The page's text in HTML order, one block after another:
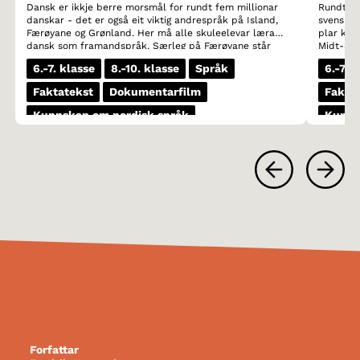
Dansk er ikkje berre morsmål for rundt fem millionar
danskar - det er også eit viktig andrespråk på Island,
Færøyane og Grønland. Her må alle skuleelevar læra
dansk som framandspråk. Særleg på Færøyane står
dansk sterkt. Mange færøyiske ungdomar les heller
bøker på dansk enn på sitt eige morsmål.
6.-7. klasse 8.-10. klasse
Språk
Faktatekst
Dokumentarfilm
Kunnskap om nordisk språk
Rundt ti
svensk
plar
Midt-
utover
lett
for
(det
6.-7.
Forfattar